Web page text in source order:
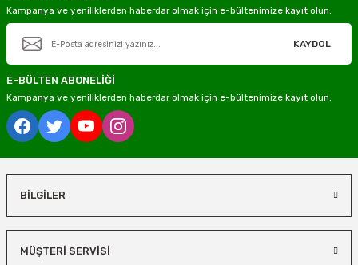
Kampanya ve yeniliklerden haberdar olmak için e-bültenimize kayıt olun.
KAYDOL
E-BÜLTEN ABONELİĞİ
Kampanya ve yeniliklerden haberdar olmak için e-bültenimize kayıt olun.
BİLGİLER
MÜŞTERİ SERVİSİ